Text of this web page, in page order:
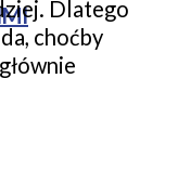
Dlatego
choćby